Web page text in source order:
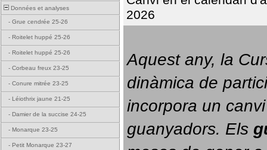
Données et analyses
- Grue cendrée 25-26
- Roitelet huppé 25-26
- Roitelet huppé 25-26
- Corbeau freux 23-25
- Conure mitrée 23-25
- Léiothrix jaune 21-25
- Damier de la succise 24-25
- Monarque 23-25
- Petit Monarque 23-27
2026
Aquest any, la
dinàmica de
incorpora un
guanyadors. Els